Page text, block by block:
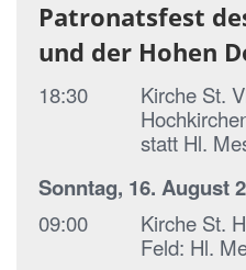
Patronatsfest
und der Hohen
18:30
Kirche St.
statt Hl.
Sonntag, 16. August
09:00
Kirche St.
Feld: Hl.